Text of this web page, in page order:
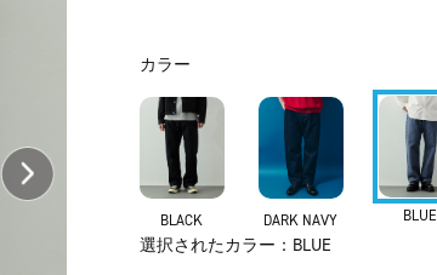
カラー
BLACK DARK NAVY BLUE
選択されたカラー：BLUE